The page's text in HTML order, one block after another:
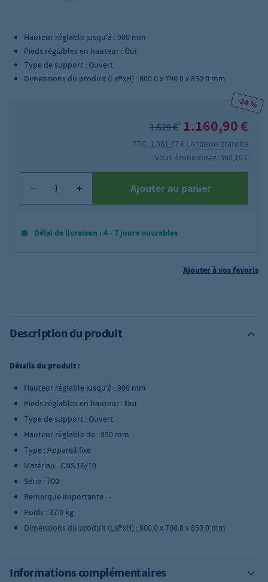
Hauteur réglable jusqu'à : 900 mm
Pieds réglables en hauteur : Oui
Type de support : Ouvert
Dimensions du produit (LxPxH) : 800.0 x 700.0 x 850.0 mm
-24 %
1.529 €2 1.160,90 €
TTC. 1.381,47 € Livraison gratuite
Vous économisez: 368,10 €
Ajouter au panier
Délai de livraison : 4 - 7 jours ouvrables
Ajouter à vos favoris
Description du produit
Détails du produit :
Hauteur réglable jusqu'à : 900 mm
Pieds réglables en hauteur : Oui
Type de support : Ouvert
Hauteur réglable de : 850 mm
Type : Appareil fixe
Matériau : CNS 18/10
Série : 700
Remarque importante : -
Poids : 37.0 kg
Dimensions du produit (LxPxH) : 800.0 x 700.0 x 850.0 mm
Informations complémentaires